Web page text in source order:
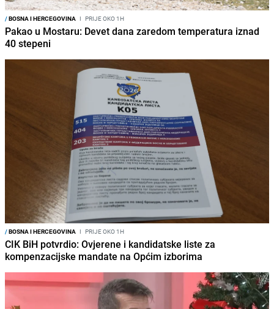
/BOSNA I HERCEGOVINA I PRIJE OKO 1H
Pakao u Mostaru: Devet dana zaredom temperatura iznad
40 stepeni
/BOSNA I HERCEGOVINA I PRIJE OKO 1H
CIK BiH potvrdio: Ovjerene i kandidatske liste za
kompenzacijske mandate na Općim izborima